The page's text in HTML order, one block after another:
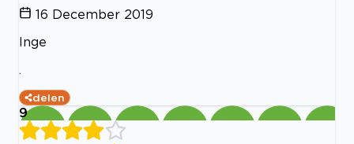
16 December 2019
Inge
.
delen
9